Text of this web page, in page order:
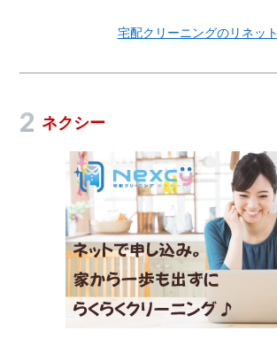
宅配クリーニングのリネット
ネクシー